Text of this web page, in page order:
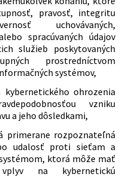
pravosť, integritu
uchovávaných,
spracúvaných údajov
služieb poskytovaných
prostredníctvom
systémov,
ohrozenia
vzniku
a jeho dôsledkami,
primerane rozpoznateľná
udalosť proti sieťam a
ktorá môže mať
vplyv na kybernetickú